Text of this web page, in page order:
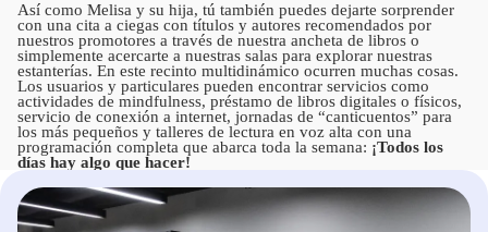
Así como Melisa y su hija, tú también puedes dejarte sorprender
con una cita a ciegas con títulos y autores recomendados por
nuestros promotores a través de nuestra ancheta de libros o
simplemente acercarte a nuestras salas para explorar nuestras
estanterías. En este recinto multidinámico ocurren muchas cosas.
Los usuarios y particulares pueden encontrar servicios como
actividades de mindfulness, préstamo de libros digitales o físicos,
servicio de conexión a internet, jornadas de “canticuentos” para
los más pequeños y talleres de lectura en voz alta con una
programación completa que abarca toda la semana: ¡Todos los
días hay algo que hacer!